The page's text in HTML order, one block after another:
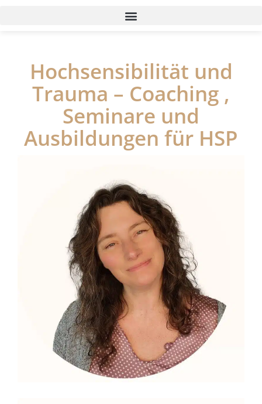
Hochsensibilität und
Trauma – Coaching ,
Seminare und
Ausbildungen für HSP